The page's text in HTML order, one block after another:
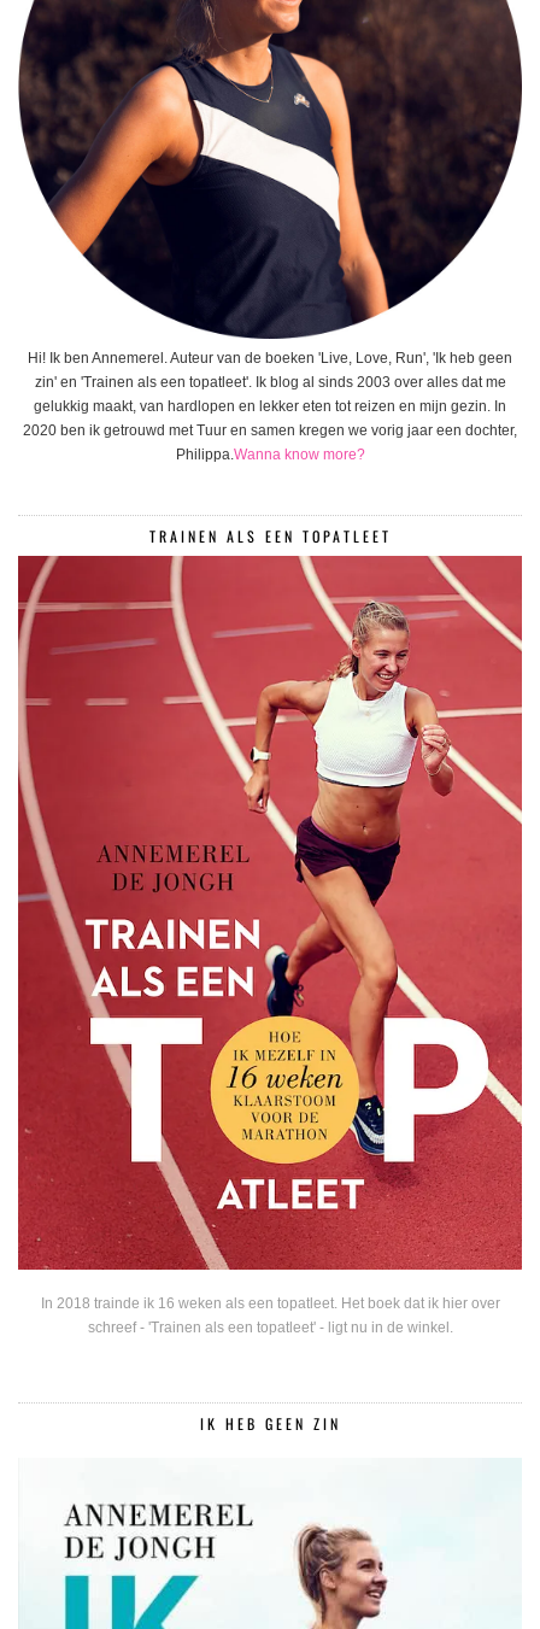
Hi! Ik ben Annemerel. Auteur van de boeken 'Live, Love, Run', 'Ik heb geen
zin' en 'Trainen als een topatleet'. Ik blog al sinds 2003 over alles dat me
gelukkig maakt, van hardlopen en lekker eten tot reizen en mijn gezin. In
2020 ben ik getrouwd met Tuur en samen kregen we vorig jaar een dochter,
Philippa.Wanna know more?
TRAINEN ALS EEN TOPATLEET
In 2018 trainde ik 16 weken als een topatleet. Het boek dat ik hier over
schreef - 'Trainen als een topatleet' - ligt nu in de winkel.
IK HEB GEEN ZIN